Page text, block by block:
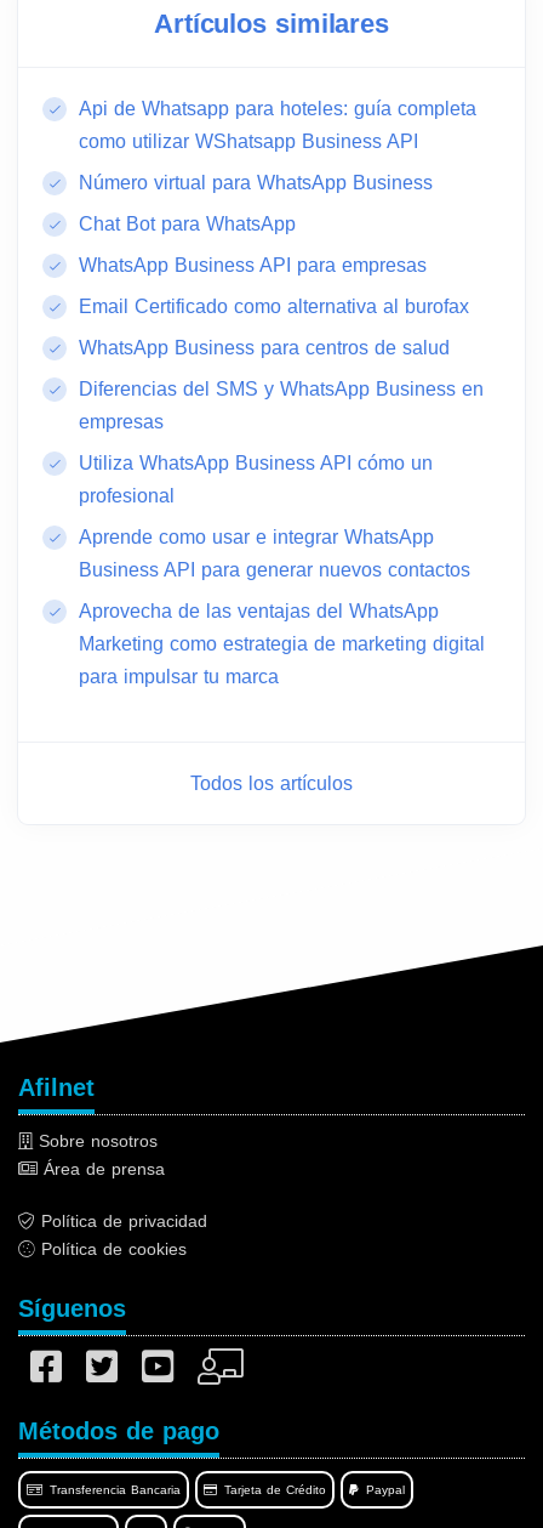
Artículos similares
Api de Whatsapp para hoteles: guía completa
como utilizar WShatsapp Business API
Número virtual para WhatsApp Business
Chat Bot para WhatsApp
WhatsApp Business API para empresas
Email Certificado como alternativa al burofax
WhatsApp Business para centros de salud
Diferencias del SMS y WhatsApp Business en
empresas
Utiliza WhatsApp Business API cómo un
profesional
Aprende como usar e integrar WhatsApp
Business API para generar nuevos contactos
Aprovecha de las ventajas del WhatsApp
Marketing como estrategia de marketing digital
para impulsar tu marca
Todos los artículos
Afilnet
Sobre nosotros
Área de prensa
Política de privacidad
Política de cookies
Síguenos
Métodos de pago
Transferencia Bancaria Tarjeta de Crédito Paypal